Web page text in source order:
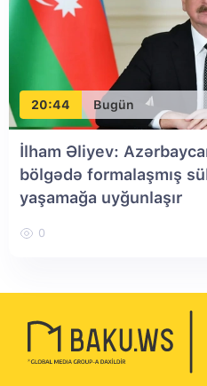
20:44 Bugün
İlham Əliyev:
bölgədə formalaşmış
yaşamağa uyğunlaşır
0